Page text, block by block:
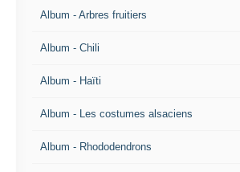
Album - Arbres fruitiers
Album - Chili
Album - Haïti
Album - Les costumes alsaciens
Album - Rhododendrons